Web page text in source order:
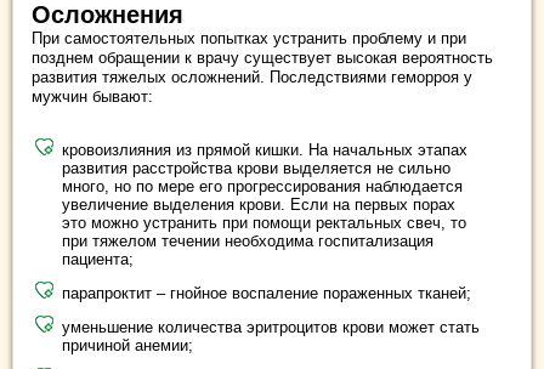
Осложнения
При самостоятельных попытках устранить проблему и при
позднем обращении к врачу существует высокая вероятность
развития тяжелых осложнений. Последствиями геморроя у
мужчин бывают:
кровоизлияния из прямой кишки. На начальных этапах
развития расстройства крови выделяется не сильно
много, но по мере его прогрессирования наблюдается
увеличение выделения крови. Если на первых порах
это можно устранить при помощи ректальных свеч, то
при тяжелом течении необходима госпитализация
пациента;
парапроктит – гнойное воспаление пораженных тканей;
уменьшение количества эритроцитов крови может стать
причиной анемии;